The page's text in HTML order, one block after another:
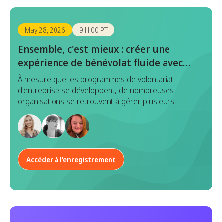
May 28, 2026 9 H 00 PT
Ensemble, c'est mieux : créer une
expérience de bénévolat fluide avec
Benevity x Goodera
À mesure que les programmes de volontariat
d'entreprise se développent, de nombreuses
organisations se retrouvent à gérer plusieurs
plateformes en matière de découverte, d'inscription,
d'exécution et de reporting d'événements. Bien que
chaque outil ait un objectif, cette approche
efforts, des données incohérentes et une
expérience disparate à la fois pour les responsables
Accéder à l'enregistrement